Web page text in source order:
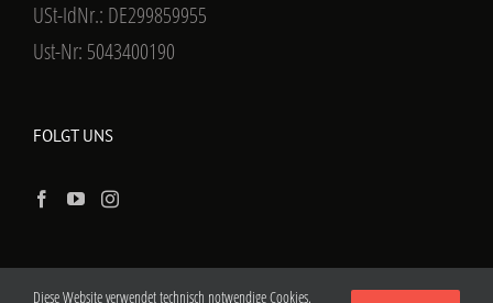
USt-IdNr.: DE299859955
Ust-Nr: 5043400190
FOLGT UNS
Diese Website verwendet technisch notwendige Cookies.